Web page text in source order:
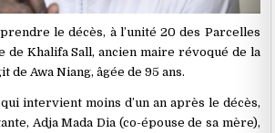
le décès, à l’unité 20 des Parcelles
de Khalifa Sall, ancien maire révoqué de la
de Awa Niang, âgée de 95 ans.
intervient moins d’un an après le décès,
Adja Mada Dia (co-épouse de sa mère),